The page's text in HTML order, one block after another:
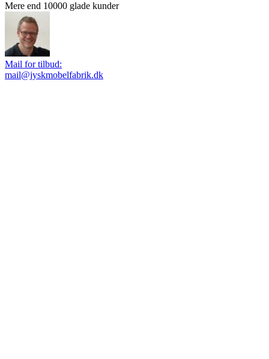
Mere end 10000 glade kunder
Mail for tilbud:
mail@jyskmobelfabrik.dk